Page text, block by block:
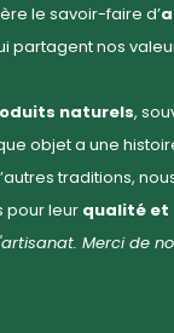
le savoir-faire d’
partagent nos
naturels,
objet a une
traditions,
pour leur qualité et
Merci de